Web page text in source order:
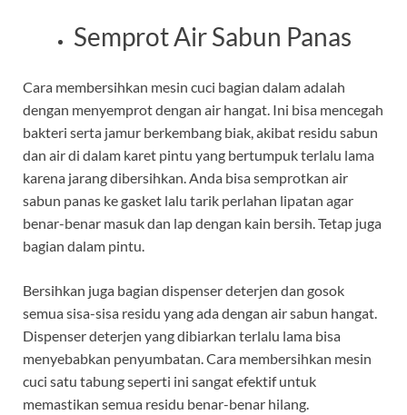
Semprot Air Sabun Panas
Cara membersihkan mesin cuci bagian dalam adalah
dengan menyemprot dengan air hangat. Ini bisa mencegah
bakteri serta jamur berkembang biak, akibat residu sabun
dan air di dalam karet pintu yang bertumpuk terlalu lama
karena jarang dibersihkan. Anda bisa semprotkan air
sabun panas ke gasket lalu tarik perlahan lipatan agar
benar-benar masuk dan lap dengan kain bersih. Tetap juga
bagian dalam pintu.
Bersihkan juga bagian dispenser deterjen dan gosok
semua sisa-sisa residu yang ada dengan air sabun hangat.
Dispenser deterjen yang dibiarkan terlalu lama bisa
menyebabkan penyumbatan. Cara membersihkan mesin
cuci satu tabung seperti ini sangat efektif untuk
memastikan semua residu benar-benar hilang.